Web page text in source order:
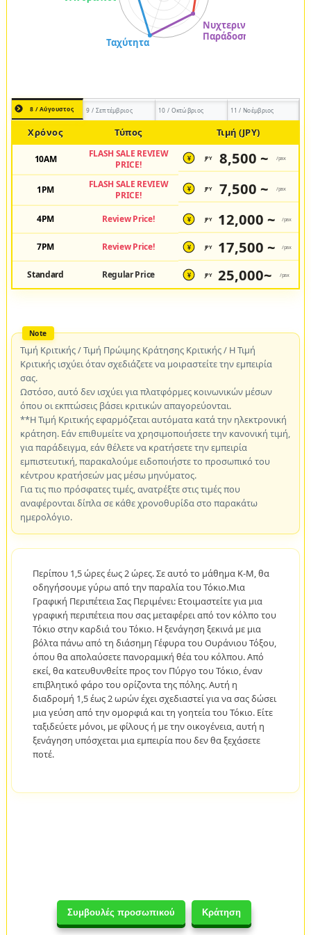
Συμβουλές προσωπικού Κράτηση
8 / Αύγουστος 9 / Σεπτέμβριος 10 / Οκτώβριος 11 / Νοέμβριος
Χρόνος Τύπος Τιμή (JPY)
10AM
FLASH SALE REVIEW
PRICE!
¥ JPY 8,500 ~ /pax
1PM
FLASH SALE REVIEW
PRICE!
¥ JPY 7,500 ~ /pax
4PM Review Price! ¥ JPY 12,000 ~ /pax
7PM Review Price! ¥ JPY 17,500 ~ /pax
Standard Regular Price ¥ JPY 25,000~ /pax
Τιμή Κριτικής / Τιμή Πρώιμης Κράτησης Κριτικής / Η Τιμή
Κριτικής ισχύει όταν σχεδιάζετε να μοιραστείτε την εμπειρία
σας.
Ωστόσο, αυτό δεν ισχύει για πλατφόρμες κοινωνικών μέσων
όπου οι εκπτώσεις βάσει κριτικών απαγορεύονται.
**Η Τιμή Κριτικής εφαρμόζεται αυτόματα κατά την ηλεκτρονική
κράτηση. Εάν επιθυμείτε να χρησιμοποιήσετε την κανονική τιμή,
για παράδειγμα, εάν θέλετε να κρατήσετε την εμπειρία
εμπιστευτική, παρακαλούμε ειδοποιήστε το προσωπικό του
κέντρου κρατήσεών μας μέσω μηνύματος.
Για τις πιο πρόσφατες τιμές, ανατρέξτε στις τιμές που
αναφέρονται δίπλα σε κάθε χρονοθυρίδα στο παρακάτω
ημερολόγιο.
Περίπου 1,5 ώρες έως 2 ώρες. Σε αυτό το μάθημα K-M, θα
οδηγήσουμε γύρω από την παραλία του Τόκιο.Μια
Γραφική Περιπέτεια Σας Περιμένει: Ετοιμαστείτε για μια
γραφική περιπέτεια που σας μεταφέρει από τον κόλπο του
Τόκιο στην καρδιά του Τόκιο. Η ξενάγηση ξεκινά με μια
βόλτα πάνω από τη διάσημη Γέφυρα του Ουράνιου Τόξου,
όπου θα απολαύσετε πανοραμική θέα του κόλπου. Από
εκεί, θα κατευθυνθείτε προς τον Πύργο του Τόκιο, έναν
επιβλητικό φάρο του ορίζοντα της πόλης. Αυτή η
διαδρομή 1,5 έως 2 ωρών έχει σχεδιαστεί για να σας δώσει
μια γεύση από την ομορφιά και τη γοητεία του Τόκιο. Είτε
ταξιδεύετε μόνοι, με φίλους ή με την οικογένεια, αυτή η
ξενάγηση υπόσχεται μια εμπειρία που δεν θα ξεχάσετε
ποτέ.